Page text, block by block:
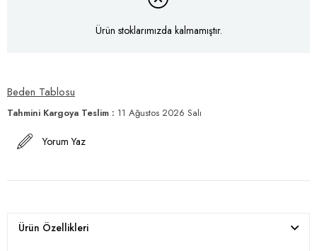
Ürün stoklarımızda kalmamıştır.
Beden Tablosu
Tahmini Kargoya Teslim : 11 Ağustos 2026 Salı
Yorum Yaz
Ürün Özellikleri